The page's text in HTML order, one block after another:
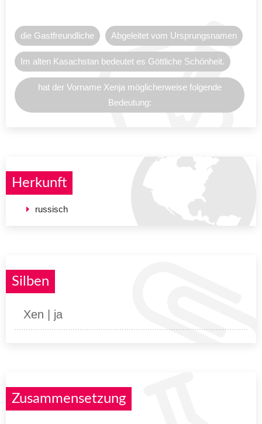
die Gastfreundliche Abgeleitet vom Ursprungsnamen
Im alten Kasachstan bedeutet es Göttliche Schönheit.
hat der Vorname Xenja möglicherweise folgende
Bedeutung:
Herkunft
russisch
Silben
Xen | ja
Zusammensetzung